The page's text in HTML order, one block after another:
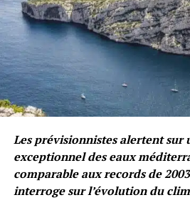
Les prévisionnistes alertent sur
exceptionnel des eaux
comparable aux records de
interroge sur l’évolution du